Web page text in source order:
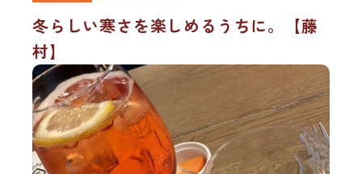
冬らしい寒さを楽しめるうちに。【藤
村】